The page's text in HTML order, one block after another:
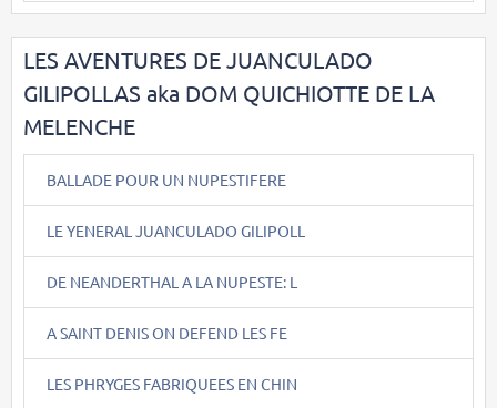
LES AVENTURES DE JUANCULADO
GILIPOLLAS aka DOM QUICHIOTTE DE LA
MELENCHE
BALLADE POUR UN NUPESTIFERE
LE YENERAL JUANCULADO GILIPOLL
DE NEANDERTHAL A LA NUPESTE: L
A SAINT DENIS ON DEFEND LES FE
LES PHRYGES FABRIQUEES EN CHIN